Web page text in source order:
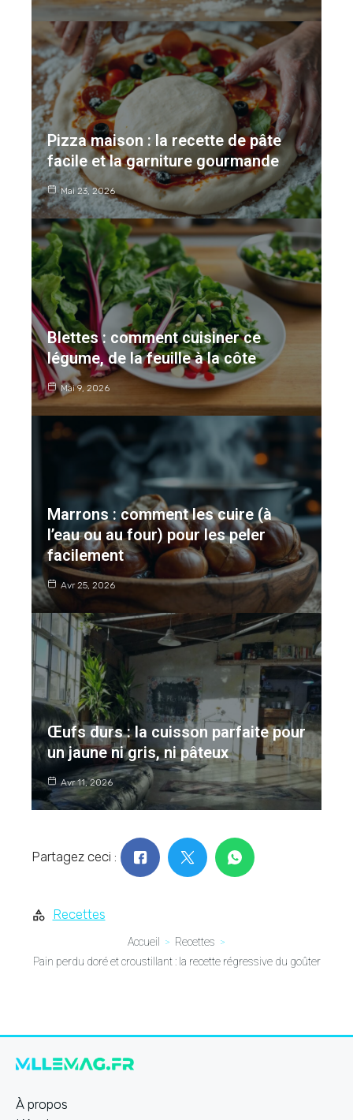
Pizza maison : la recette de pâte
facile et la garniture gourmande
Mai 23, 2026
Blettes : comment cuisiner ce
légume, de la feuille à la côte
Mai 9, 2026
Marrons : comment les cuire (à
l’eau ou au four) pour les peler
facilement
Avr 25, 2026
Œufs durs : la cuisson parfaite pour
un jaune ni gris, ni pâteux
Avr 11, 2026
Partagez ceci :
Recettes
Accueil
Recettes
Pain perdu doré et croustillant : la recette régressive du goûter
À propos